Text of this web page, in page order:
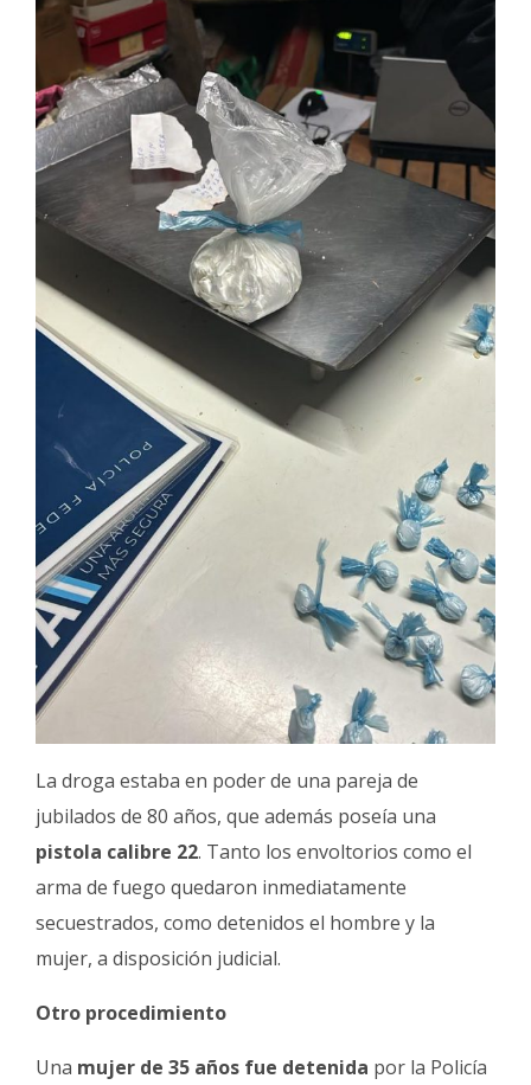
La droga estaba en poder de una pareja de
jubilados de 80 años, que además poseía una
pistola calibre 22. Tanto los envoltorios como el
arma de fuego quedaron inmediatamente
secuestrados, como detenidos el hombre y la
mujer, a disposición judicial.
Otro procedimiento
Una mujer de 35 años fue detenida por la Policía